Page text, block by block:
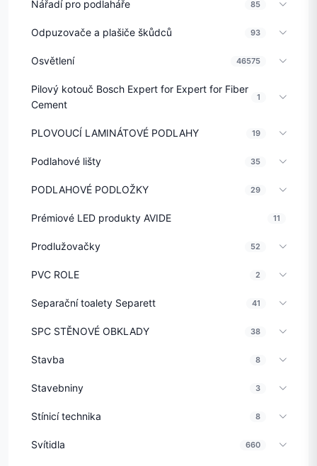
Nářadí pro podlaháře 85
Odpuzovače a plašiče škůdců 93
Osvětlení 46575
Pilový kotouč Bosch Expert for Expert for Fiber
Cement
1
PLOVOUCÍ LAMINÁTOVÉ PODLAHY 19
Podlahové lišty 35
PODLAHOVÉ PODLOŽKY 29
Prémiové LED produkty AVIDE 11
Prodlužovačky 52
PVC ROLE 2
Separační toalety Separett 41
SPC STĚNOVÉ OBKLADY 38
Stavba 8
Stavebniny 3
Stínicí technika 8
Svítidla 660